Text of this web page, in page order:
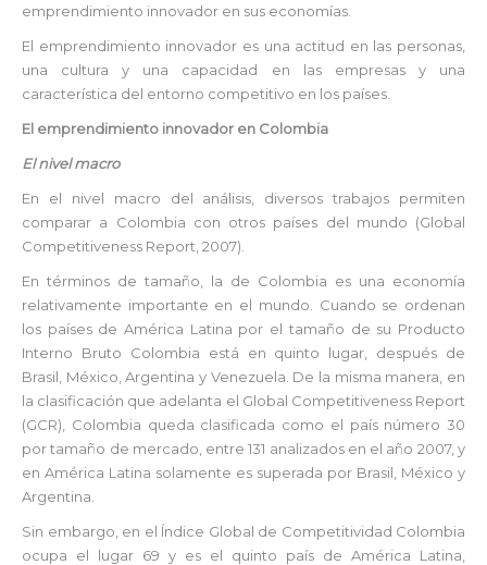
emprendimiento innovador en sus economías.
El emprendimiento innovador es una actitud en las personas,
una cultura y una capacidad en las empresas y una
característica del entorno competitivo en los países.
El emprendimiento innovador en Colombia
El nivel macro
En el nivel macro del análisis, diversos trabajos permiten
comparar a Colombia con otros países del mundo (Global
Competitiveness Report, 2007).
En términos de tamaño, la de Colombia es una economía
relativamente importante en el mundo. Cuando se ordenan
los países de América Latina por el tamaño de su Producto
Interno Bruto Colombia está en quinto lugar, después de
Brasil, México, Argentina y Venezuela. De la misma manera, en
la clasificación que adelanta el Global Competitiveness Report
(GCR), Colombia queda clasificada como el país número 30
por tamaño de mercado, entre 131 analizados en el año 2007, y
en América Latina solamente es superada por Brasil, México y
Argentina.
Sin embargo, en el Índice Global de Competitividad Colombia
ocupa el lugar 69 y es el quinto país de América Latina,